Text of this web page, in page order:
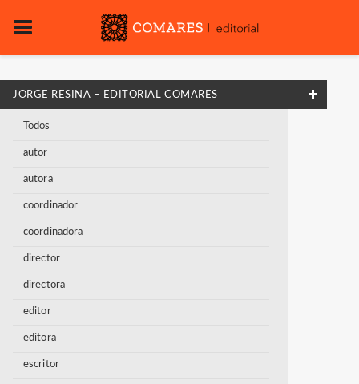
JORGE RESINA – EDITORIAL COMARES
Todos
autor
autora
coordinador
coordinadora
director
directora
editor
editora
escritor